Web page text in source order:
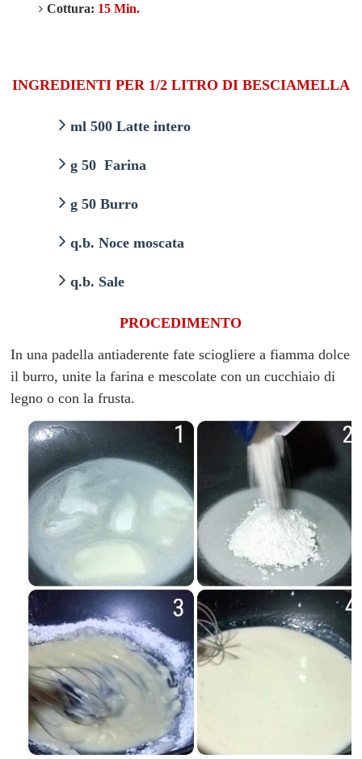
Cottura: 15 Min.
INGREDIENTI PER 1/2 LITRO DI BESCIAMELLA
ml 500 Latte intero
g 50 Farina
g 50 Burro
q.b. Noce moscata
q.b. Sale
PROCEDIMENTO
In una padella antiaderente fate sciogliere a fiamma dolce
il burro, unite la farina e mescolate con un cucchiaio di
legno o con la frusta.